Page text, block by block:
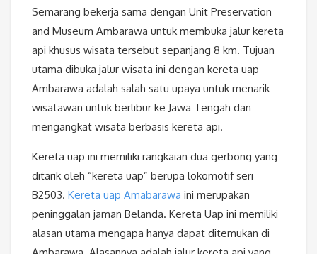
Semarang bekerja sama dengan Unit Preservation
and Museum Ambarawa untuk membuka jalur kereta
api khusus wisata tersebut sepanjang 8 km. Tujuan
utama dibuka jalur wisata ini dengan kereta uap
Ambarawa adalah salah satu upaya untuk menarik
wisatawan untuk berlibur ke Jawa Tengah dan
mengangkat wisata berbasis kereta api.
Kereta uap ini memiliki rangkaian dua gerbong yang
ditarik oleh “kereta uap” berupa lokomotif seri
B2503. Kereta uap Amabarawa ini merupakan
peninggalan jaman Belanda. Kereta Uap ini memiliki
alasan utama mengapa hanya dapat ditemukan di